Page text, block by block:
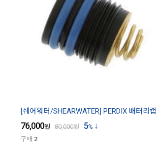
[쉐어워터/SHEARWATER] PERDIX 배터리캡
76,000원 80,000원 5%
구매 2